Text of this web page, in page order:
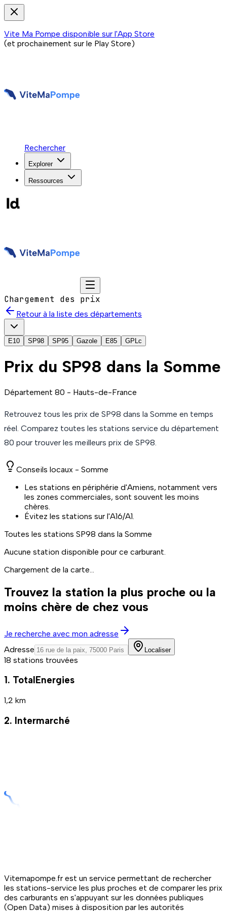
Vite Ma Pompe disponible sur l'App Store
(et prochainement sur le Play Store)
Rechercher
Explorer
Ressources
Chargement des prix
Retour à la liste des départements
E10 SP98 SP95 Gazole E85 GPLc
Prix du SP98 dans la Somme
Département 80 - Hauts-de-France
Retrouvez tous les prix de SP98 dans la Somme en temps
réel. Comparez toutes les stations service du département
80 pour trouver les meilleurs prix de SP98.
Conseils locaux - Somme
Les stations en périphérie d'Amiens, notamment vers
les zones commerciales, sont souvent les moins
chères.
Évitez les stations sur l'A16/A1.
Toutes les stations SP98 dans la Somme
Aucune station disponible pour ce carburant.
Chargement de la carte...
Trouvez la station la plus proche ou la
moins chère de chez vous
Je recherche avec mon adresse
Adresse
Localiser
18 stations trouvées
1. TotalEnergies
1,2 km
2. Intermarché
Vitemapompe.fr est un service permettant de rechercher
les stations-service les plus proches et de comparer les prix
des carburants en s'appuyant sur les données publiques
(Open Data) mises à disposition par les autorités